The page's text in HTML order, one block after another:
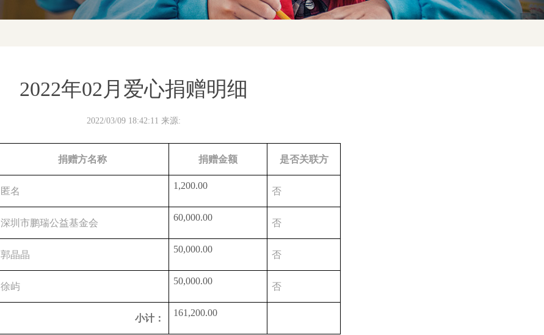
2022年02月爱心捐赠明细
2022/03/09 18:42:11 来源:
捐赠方名称 捐赠金额 是否关联方
匿名
1,200.00
否
深圳市鹏瑞公益基金会
60,000.00
否
郭晶晶
50,000.00
否
徐屿
50,000.00
否
小计：
161,200.00